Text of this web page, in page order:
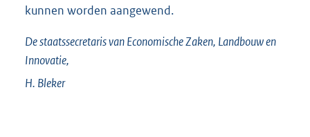
kunnen worden aangewend.
De staatssecretaris van Economische Zaken, Landbouw en
Innovatie,
H. Bleker